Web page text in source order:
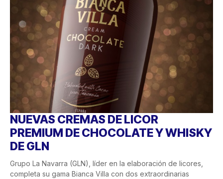
NUEVAS CREMAS DE LICOR
PREMIUM DE CHOCOLATE Y WHISKY
DE GLN
Grupo La Navarra (GLN), líder en la elaboración de licores,
completa su gama Bianca Villa con dos extraordinarias